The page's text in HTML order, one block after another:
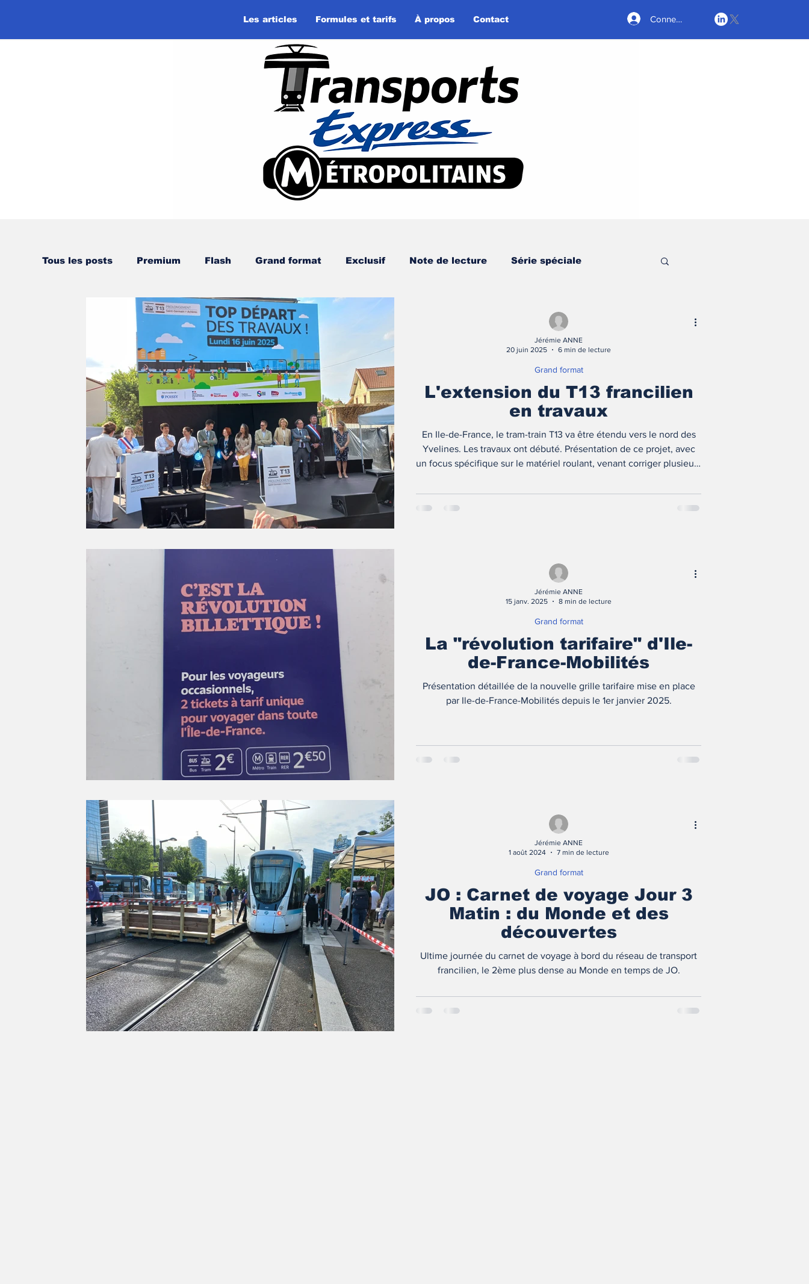
Les articles Formules et tarifs À propos Contact Connexion
Tous les posts Premium Flash Grand format Exclusif Note de lecture Série spéciale
L'extension du T13 francilien
en travaux
En Ile-de-France, le tram-train T13 va être étendu vers le nord des
Yvelines. Les travaux ont débuté. Présentation de ce projet, avec
un focus spécifique sur le matériel roulant, venant corriger plusieurs
Grand format
Jérémie ANNE
20 juin 2025
6 min de lecture
La "révolution tarifaire" d'Ile-
de-France-Mobilités
Présentation détaillée de la nouvelle grille tarifaire mise en place
par Ile-de-France-Mobilités depuis le 1er janvier 2025.
Grand format
Jérémie ANNE
15 janv. 2025
8 min de lecture
JO : Carnet de voyage Jour 3
Matin : du Monde et des
découvertes
Ultime journée du carnet de voyage à bord du réseau de transport
francilien, le 2ème plus dense au Monde en temps de JO.
Grand format
Jérémie ANNE
1 août 2024
7 min de lecture